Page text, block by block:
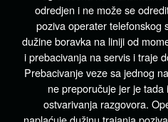
odredjen i ne može se
poziva operater telefonskog
dužine boravka na liniji od
i prebacivanja na servis i traje
Prebacivanje veze sa jednog
ne preporučuje jer je
ostvarivanja razgovora.